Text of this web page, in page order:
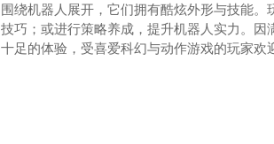
围绕机器人展开，它们拥有酷炫外形与技能
技巧；或进行策略养成，提升机器人实力。
十足的体验，受喜爱科幻与动作游戏的玩家欢